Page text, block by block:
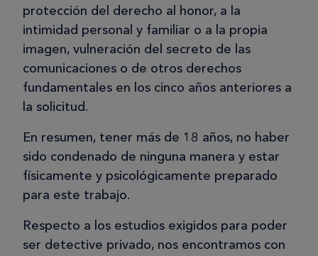
protección del derecho al honor, a la
intimidad personal y familiar o a la propia
imagen, vulneración del secreto de las
comunicaciones o de otros derechos
fundamentales en los cinco años anteriores a
la solicitud.
En resumen, tener más de 18 años, no haber
sido condenado de ninguna manera y estar
físicamente y psicológicamente preparado
para este trabajo.
Respecto a los estudios exigidos para poder
ser detective privado, nos encontramos con